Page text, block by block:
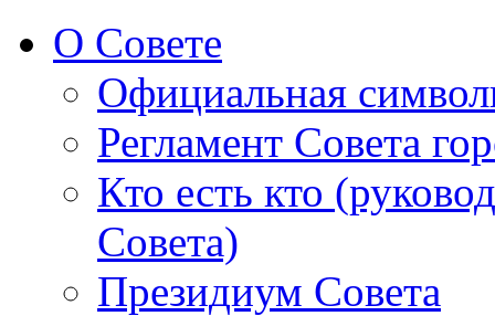
О Совете
Официальная
Регламент Совета
Кто есть кто
Совета)
Президиум Совета